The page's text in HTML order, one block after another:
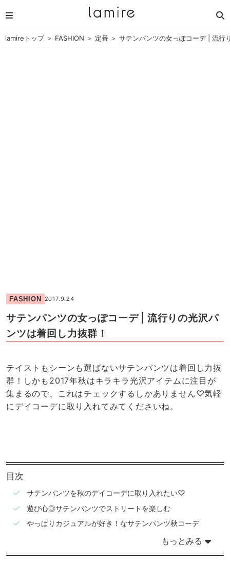
lamireトップ＞ FASHION ＞ 定番 ＞ サテンパンツの女っぽコーデ | 流行
FASHION 2017.9.24
サテンパンツの女っぽコーデ | 流行りの光沢パ
ンツは着回し力抜群！
テイストもシーンも選ばないサテンパンツは着回し力抜
群！しかも2017年秋はキラキラ光沢アイテムに注目が
集まるので、これはチェックするしかありません♡気軽
にデイコーデに取り入れてみてくださいね。
目次
サテンパンツを秋のデイコーデに取り入れたい♡
遊び心◎サテンパンツでストリートを楽しむ
やっぱりカジュアルが好き！なサテンパンツ秋コーデ
もっとみる